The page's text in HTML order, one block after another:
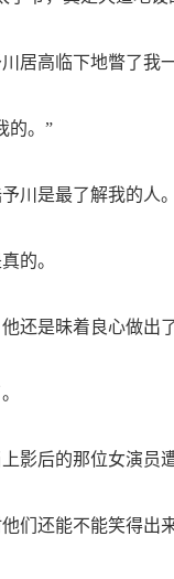
高临下地瞥了我
。”
川是最了解我的人
的。
是昧着良心做出
后的那位女演员
们还能不能笑得出